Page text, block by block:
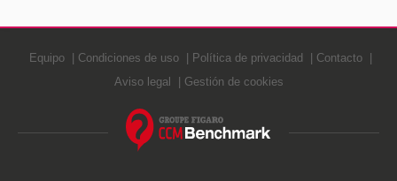
Equipo Condiciones de uso Política de privacidad
Contacto
Aviso legal
Gestión de cookies